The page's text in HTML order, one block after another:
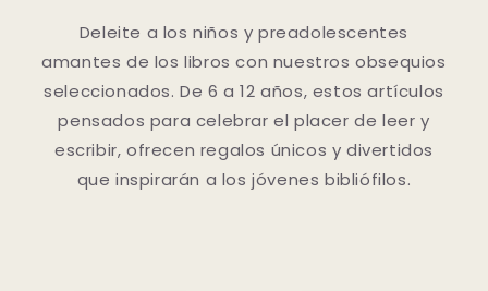
Deleite a los niños y preadolescentes
amantes de los libros con nuestros obsequios
seleccionados. De 6 a 12 años, estos artículos
pensados ​​para celebrar el placer de leer y
escribir, ofrecen regalos únicos y divertidos
que inspirarán a los jóvenes bibliófilos.